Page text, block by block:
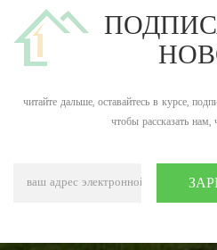
читайте дальше, оставайтесь в курсе,
чтобы рассказать